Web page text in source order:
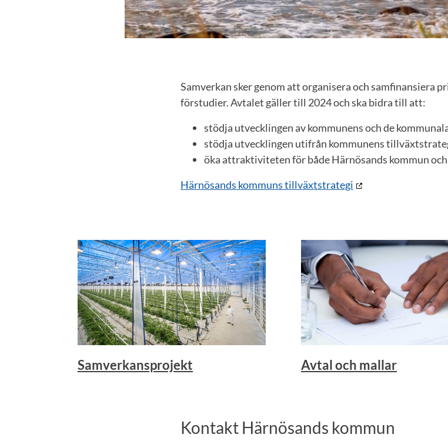
Samverkan sker genom att organisera och samfinansiera
förstudier. Avtalet gäller till 2024 och ska bidra till att:
stödja utvecklingen av kommunens och de
stödja utvecklingen utifrån kommunens
öka attraktiviteten för både Härnösands kommun
Härnösands kommuns tillväxtstrategi
Samverkansprojekt Avtal och mallar
Kontakt Härnösands kommun